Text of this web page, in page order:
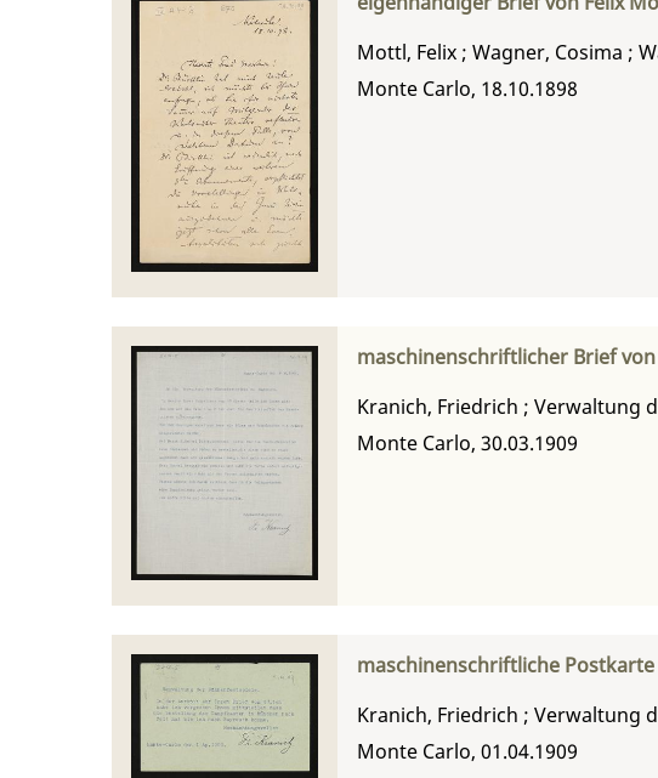
Mottl, Felix ; Wagner, Cosima ;
Monte Carlo, 18.10.1898
maschinenschriftlicher Brief
Kranich, Friedrich ; Verwaltung
Monte Carlo, 30.03.1909
maschinenschriftliche
Kranich, Friedrich ; Verwaltung
Monte Carlo, 01.04.1909